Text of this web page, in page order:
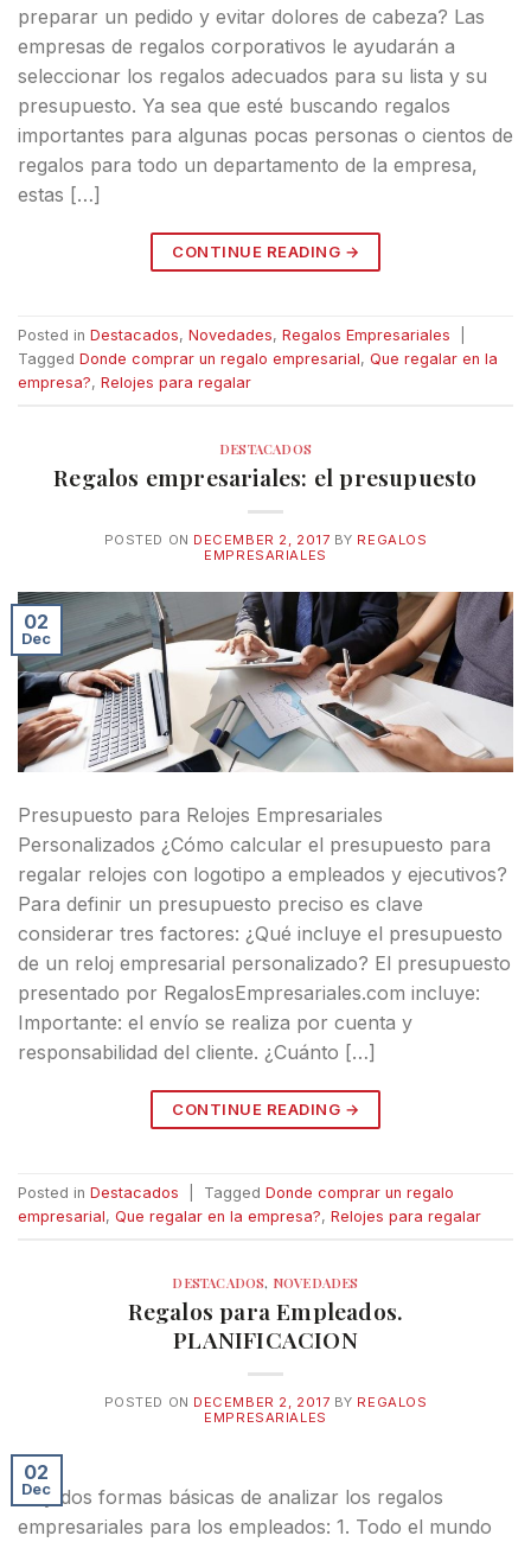
preparar un pedido y evitar dolores de cabeza? Las
empresas de regalos corporativos le ayudarán a
seleccionar los regalos adecuados para su lista y su
presupuesto. Ya sea que esté buscando regalos
importantes para algunas pocas personas o cientos de
regalos para todo un departamento de la empresa,
estas […]
CONTINUE READING →
Posted in Destacados, Novedades, Regalos Empresariales
Tagged Donde comprar un regalo empresarial, Que regalar en la
empresa?, Relojes para regalar
DESTACADOS
Regalos empresariales: el presupuesto
POSTED ON DECEMBER 2, 2017 BY REGALOS
EMPRESARIALES
02
Dec
Presupuesto para Relojes Empresariales
Personalizados ¿Cómo calcular el presupuesto para
regalar relojes con logotipo a empleados y ejecutivos?
Para definir un presupuesto preciso es clave
considerar tres factores: ¿Qué incluye el presupuesto
de un reloj empresarial personalizado? El presupuesto
presentado por RegalosEmpresariales.com incluye:
Importante: el envío se realiza por cuenta y
responsabilidad del cliente. ¿Cuánto […]
CONTINUE READING →
Posted in Destacados Tagged Donde comprar un regalo
empresarial, Que regalar en la empresa?, Relojes para regalar
DESTACADOS, NOVEDADES
Regalos para Empleados.
PLANIFICACION
POSTED ON DECEMBER 2, 2017 BY REGALOS
EMPRESARIALES
02
Dec
Hay dos formas básicas de analizar los regalos
empresariales para los empleados: 1. Todo el mundo